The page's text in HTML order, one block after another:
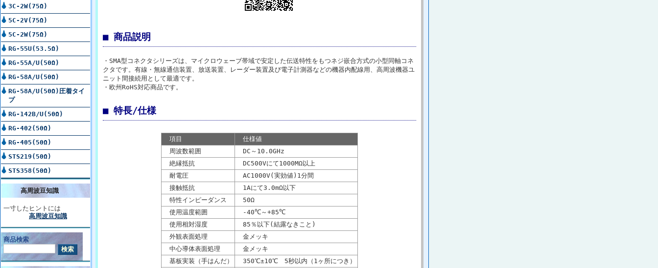
3C-2W(75Ω)
5C-2V(75Ω)
5C-2W(75Ω)
RG-55U(53.5Ω)
RG-55A/U(50Ω)
RG-58A/U(50Ω)
RG-58A/U(50Ω)圧着タイ
プ
RG-142B/U(50Ω)
RG-402(50Ω)
RG-405(50Ω)
STS219(50Ω)
STS358(50Ω)
高周波豆知識
一寸したヒントには
高周波豆知識
商品検索
■ 商品説明
・SMA型コネクタシリーズは、マイクロウェーブ帯域で安定した伝送特性をもつネジ嵌合方式の小型同軸コネ
クタです。有線・無線通信装置、放送装置、レーダー装置及び電子計測器などの機器内配線用、高周波機器ユ
ニット間接続用として最適です。
・欧州RoHS対応商品です。
■ 特長/仕様
項目
仕様値
周波数範囲
DC～10.0GHz
絶縁抵抗
DC500Vにて1000MΩ以上
耐電圧
AC1000V(実効値)1分間
接触抵抗
1Aにて3.0mΩ以下
特性インピーダンス
50Ω
使用温度範囲
-40℃～+85℃
使用相対湿度
85％以下(結露なきこと)
外観表面処理
金メッキ
中心導体表面処理
金メッキ
基板実装（手はんだ）
350℃±10℃ 5秒以内（1ヶ所につき）